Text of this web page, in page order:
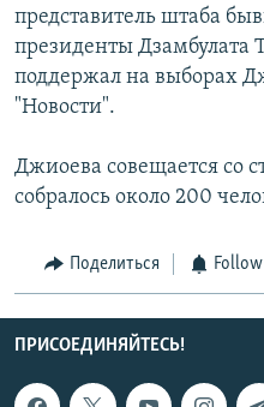
представитель штаба
президенты Дзамбулата
поддержал на выборах
"Новости".
Джиоева совещается со
собралось около 200
Поделиться
ПРИСОЕДИНЯЙТЕСЬ!